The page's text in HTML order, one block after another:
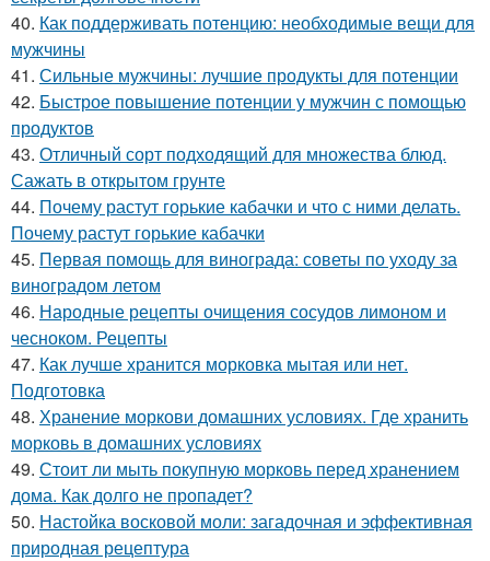
40. Как поддерживать потенцию: необходимые вещи для
мужчины
41. Сильные мужчины: лучшие продукты для потенции
42. Быстрое повышение потенции у мужчин с помощью
продуктов
43. Отличный сорт подходящий для множества блюд.
Сажать в открытом грунте
44. Почему растут горькие кабачки и что с ними делать.
Почему растут горькие кабачки
45. Первая помощь для винограда: советы по уходу за
виноградом летом
46. Народные рецепты очищения сосудов лимоном и
чесноком. Рецепты
47. Как лучше хранится морковка мытая или нет.
Подготовка
48. Хранение моркови домашних условиях. Где хранить
морковь в домашних условиях
49. Стоит ли мыть покупную морковь перед хранением
дома. Как долго не пропадет?
50. Настойка восковой моли: загадочная и эффективная
природная рецептура